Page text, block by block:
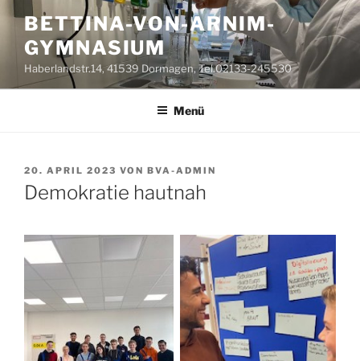
Inhalt
springen
BETTINA-VON-ARNIM-
GYMNASIUM
Haberlandstr.14, 41539 Dormagen, Tel.02133-245530
Menü
VERÖFFENTLICHT
AM
20. APRIL 2023 VON BVA-ADMIN
Demokratie hautnah